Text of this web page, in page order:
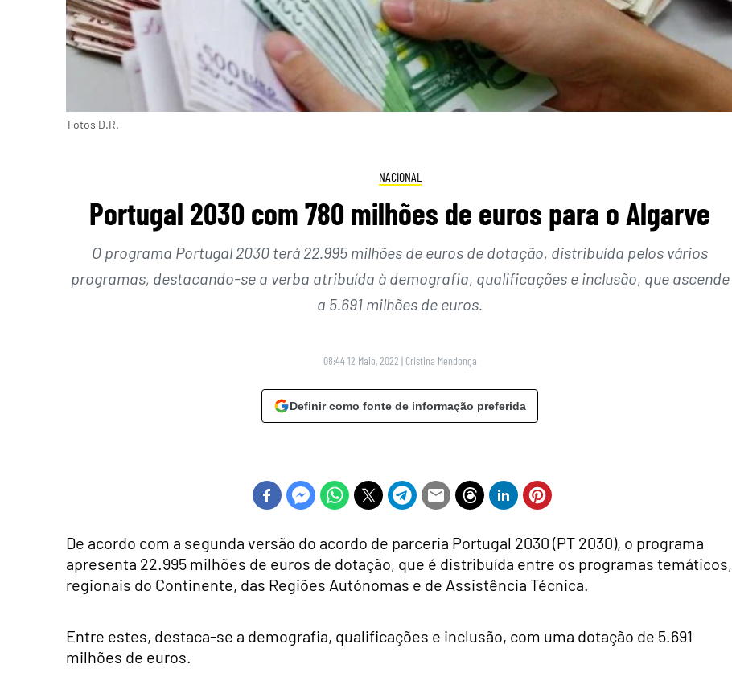
Fotos D.R.
NACIONAL
Portugal 2030 com 780 milhões de euros para o Algarve
O programa Portugal 2030 terá 22.995 milhões de euros de dotação, distribuída pelos vários
programas, destacando-se a verba atribuída à demografia, qualificações e inclusão, que ascende
a 5.691 milhões de euros.
08:44 12 Maio, 2022 | Cristina Mendonça
Definir como fonte de informação preferida
De acordo com a segunda versão do acordo de parceria Portugal 2030 (PT 2030), o programa
apresenta 22.995 milhões de euros de dotação, que é distribuída entre os programas temáticos,
regionais do Continente, das Regiões Autónomas e de Assistência Técnica.
Entre estes, destaca-se a demografia, qualificações e inclusão, com uma dotação de 5.691
milhões de euros.